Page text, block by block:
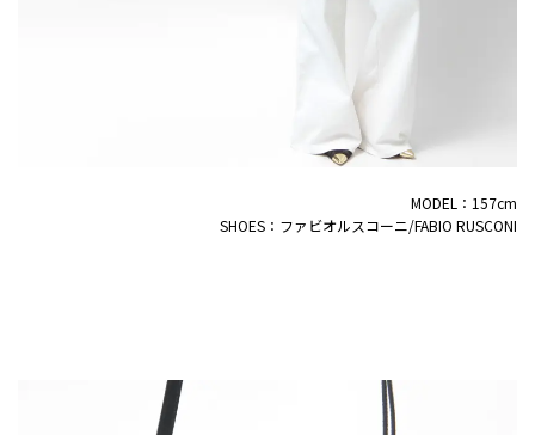
MODEL：157cm
SHOES：ファビオルスコーニ/FABIO RUSCONI